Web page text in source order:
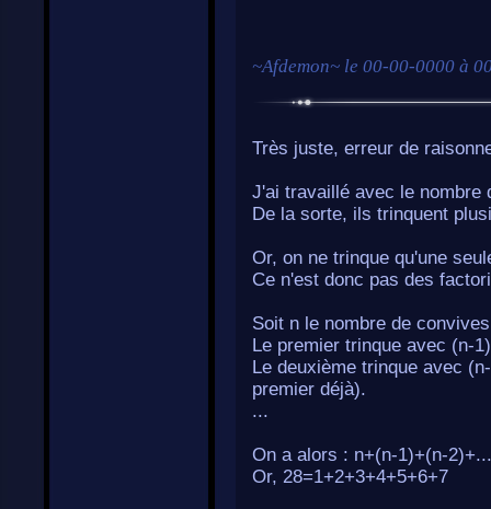
~Afdemon~ le 00-00-0000 à
Très juste, erreur de
J'ai travaillé avec le nombre
De la sorte, ils trinquent
Or, on ne trinque qu'une
Ce n'est donc pas des
Soit n le nombre de
Le premier trinque avec (n-
Le deuxième trinque avec
premier déjà).
...
On a alors : n+(n-1)+(n-
Or, 28=1+2+3+4+5+6+7